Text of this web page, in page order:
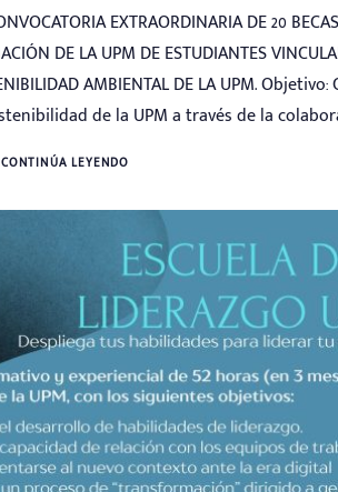
EXTRAORDINARIA DE 20
DE LA UPM DE ESTUDIANTES
AMBIENTAL DE LA UPM.
de la UPM a través de la
CONTINÚA LEYENDO